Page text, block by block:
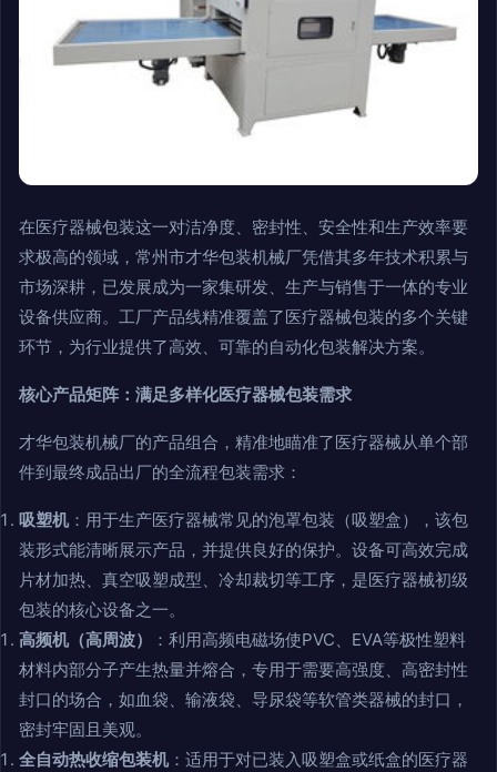
在医疗器械包装这一对洁净度、密封性、安全性和生产效率要
求极高的领域，常州市才华包装机械厂凭借其多年技术积累与
市场深耕，已发展成为一家集研发、生产与销售于一体的专业
设备供应商。工厂产品线精准覆盖了医疗器械包装的多个关键
环节，为行业提供了高效、可靠的自动化包装解决方案。
核心产品矩阵：满足多样化医疗器械包装需求
才华包装机械厂的产品组合，精准地瞄准了医疗器械从单个部
件到最终成品出厂的全流程包装需求：
吸塑机：用于生产医疗器械常见的泡罩包装（吸塑盒），该包
装形式能清晰展示产品，并提供良好的保护。设备可高效完成
片材加热、真空吸塑成型、冷却裁切等工序，是医疗器械初级
包装的核心设备之一。
高频机（高周波）
：利用高频电磁场使PVC、EVA等极性塑料
材料内部分子产生热量并熔合，专用于需要高强度、高密封性
封口的场合，如血袋、输液袋、导尿袋等软管类器械的封口，
密封牢固且美观。
全自动热收缩包装机：适用于对已装入吸塑盒或纸盒的医疗器